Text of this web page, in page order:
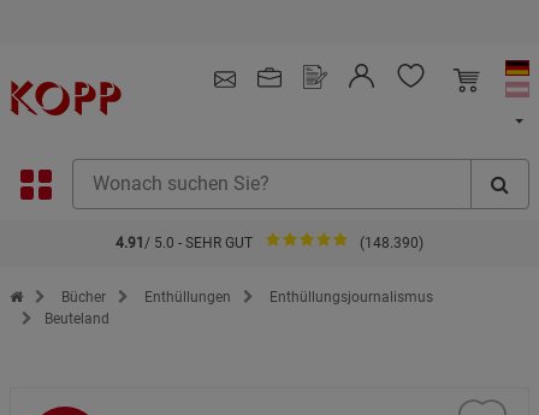
4.91 / 5.0 - SEHR GUT (148.390)
Zur Startseite des Kopp Verlag Online-Shop
Bücher Enthüllungen
Enthüllungsjournalismus
Beuteland